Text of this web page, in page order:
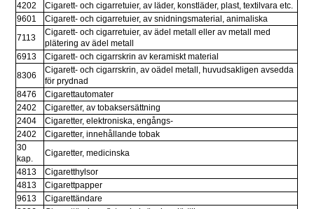
4202
Cigarett- och cigarretuier, av läder, konstläder, plast, textilvara etc.
9601
Cigarett- och cigarretuier, av snidningsmaterial, animaliska
7113
Cigarett- och cigarretuier, av ädel metall eller av metall med
plätering av ädel metall
6913
Cigarett- och cigarrskrin av keramiskt material
8306
Cigarett- och cigarrskrin, av oädel metall, huvudsakligen avsedda
för prydnad
8476
Cigarettautomater
2402
Cigaretter, av tobaksersättning
2404
Cigaretter, elektroniska, engångs-
2402
Cigaretter, innehållande tobak
30
kap.
Cigaretter, medicinska
4813
Cigaretthylsor
4813
Cigarettpapper
9613
Cigarettändare